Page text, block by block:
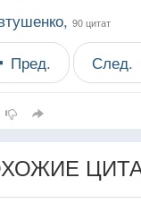
90 цитат
Пред. След.